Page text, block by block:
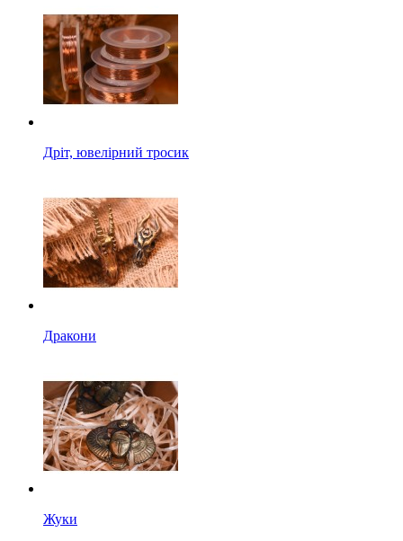
Дріт, ювелірний тросик
Дракони
Жуки